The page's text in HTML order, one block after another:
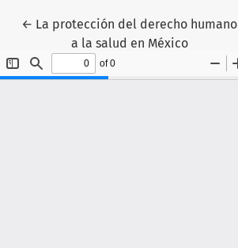
← Volver a los detalles del artículo
La protección del derecho humano
a la salud en México